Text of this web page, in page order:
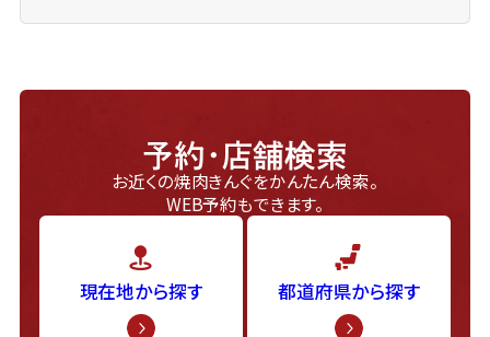
予約・店舗検索
お近くの焼肉きんぐをかんたん検索。
WEB予約もできます。
現在地から探す 都道府県から探す